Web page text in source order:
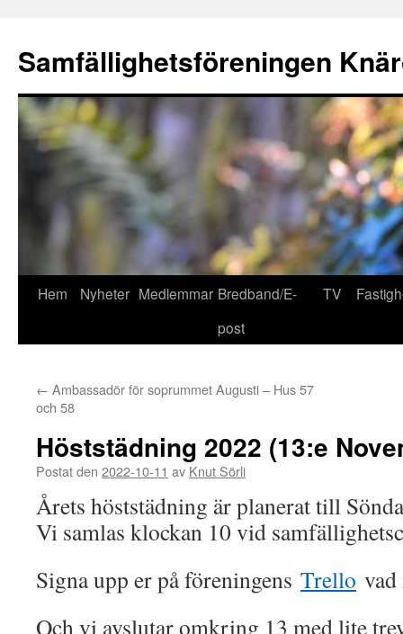
innehåll
Samfällighetsföreningen
Hem Nyheter Medlemmar Bredband/E-
post
TV
← Ambassadör för soprummet Augusti – Hus 57
och 58
Höststädning 2022 (13:e
Postat den 2022-10-11 av Knut Sörli
Årets höststädning är planerat till
Vi samlas klockan 10 vid
Signa upp er på föreningens Trello
Och vi avslutar omkring 13 med lite